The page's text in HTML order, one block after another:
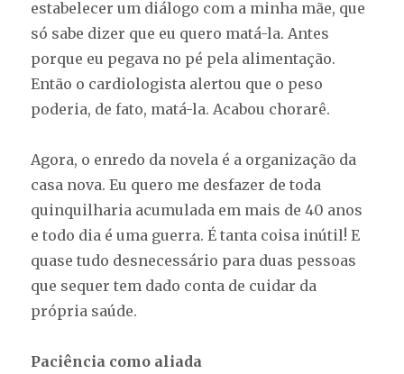
estabelecer um diálogo com a minha mãe, que
só sabe dizer que eu quero matá-la. Antes
porque eu pegava no pé pela alimentação.
Então o cardiologista alertou que o peso
poderia, de fato, matá-la. Acabou chorarê.
Agora, o enredo da novela é a organização da
casa nova. Eu quero me desfazer de toda
quinquilharia acumulada em mais de 40 anos
e todo dia é uma guerra. É tanta coisa inútil! E
quase tudo desnecessário para duas pessoas
que sequer tem dado conta de cuidar da
própria saúde.
Paciência como aliada